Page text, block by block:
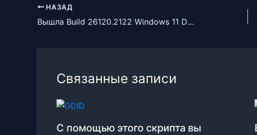
НАЗАД
Вышла Build 26120.2122 Windows 11 Dev с улучшениями миниатюр на панели задач и многим другим
Связанные записи
С помощью этого скрипта вы